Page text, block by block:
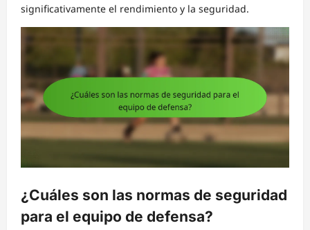
significativamente el rendimiento y la seguridad.
¿Cuáles son las normas de seguridad
para el equipo de defensa?